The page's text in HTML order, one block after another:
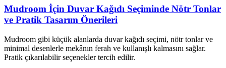
Mudroom İçin Duvar Kağıdı Seçiminde Nötr Tonlar
ve Pratik Tasarım Önerileri
Mudroom gibi küçük alanlarda duvar kağıdı seçimi, nötr tonlar ve
minimal desenlerle mekânın ferah ve kullanışlı kalmasını sağlar.
Pratik çıkarılabilir seçenekler tercih edilir.